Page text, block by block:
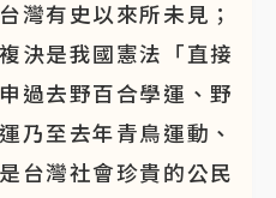
灣有史以來所未見；
決是我國憲法「直接
過去野百合學運、野
乃至去年青鳥運動、
台灣社會珍貴的公民